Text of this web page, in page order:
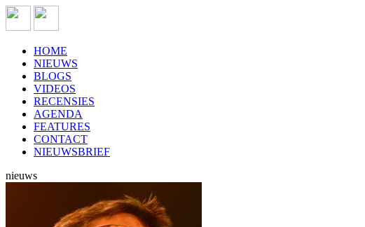
HOME
NIEUWS
BLOGS
VIDEOS
RECENSIES
AGENDA
FEATURES
CONTACT
NIEUWSBRIEF
nieuws